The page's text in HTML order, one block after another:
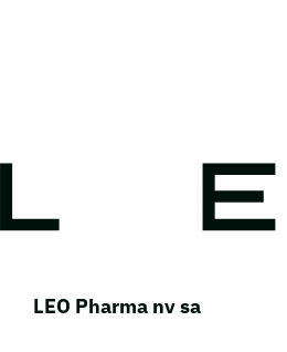
LEO Pharma nv sa